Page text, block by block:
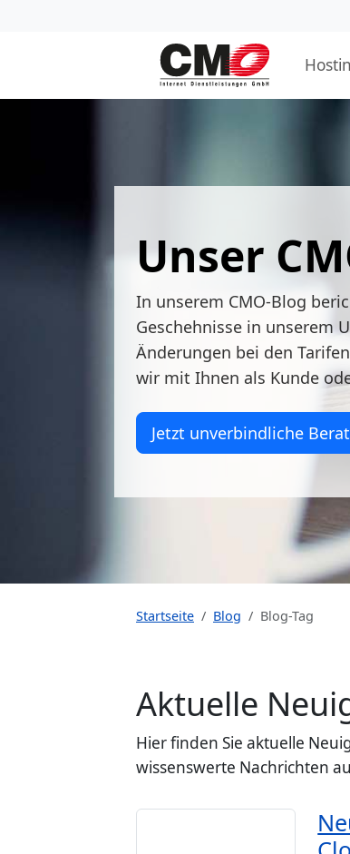
Unser
In unserem CMO-Blog
Geschehnisse in unserem
Änderungen bei den
wir mit Ihnen als Kunde
Jetzt unverbindliche
Startseite Blog Blog-Tag
Aktuelle
Hier finden Sie aktuelle
wissenswerte Nachrichten